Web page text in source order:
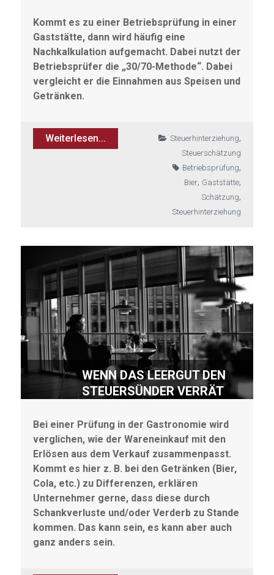
Kommt es zu einer Betriebsprüfung in einer
Gaststätte, dann wird häufig eine
Nachkalkulation aufgemacht. Dabei nutzt der
Betriebsprüfer die „30/70-Methode“. Dabei
vergleicht er die Einnahmen aus Speisen und
Getränken.
Weiterlesen... Steuerhinterziehung,
Steuerschätzung
Betriebsprüfung,
Bier, Gaststätte,
Schätzung,
Steuerhinterziehung
WENN DAS LEERGUT DEN
STEUERSÜNDER VERRÄT
Bei einer Prüfung in der Gastronomie wird
verglichen, wie der Wareneinkauf mit den
Erlösen aus dem Verkauf zusammenpasst.
Kommt es hier z. B. bei den Getränken (Bier,
Cola, etc.) zu Differenzen, erklären
Unternehmer gerne, dass diese durch
Schankverluste und/oder Verderb zu Stande
kommen. Das kann sein, es kann aber auch
ganz anders sein.